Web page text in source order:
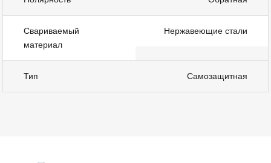
Свариваемый
материал
Нержавеющие стали
Тип Самозащитная